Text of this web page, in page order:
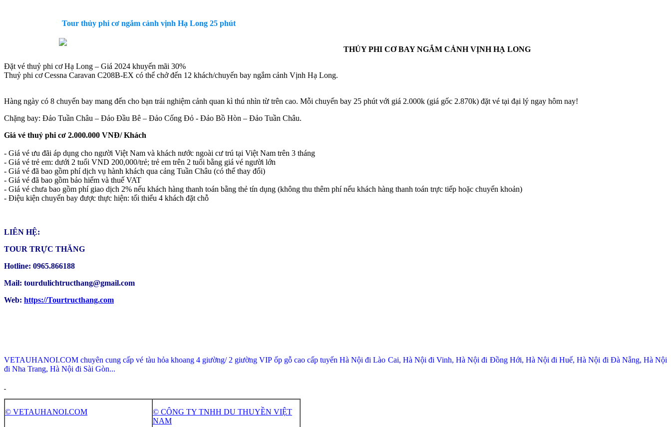
Tour thủy phi cơ ngắm cảnh vịnh Hạ Long 25 phút
THỦY PHI CƠ BAY NGẮM CẢNH VỊNH HẠ LONG
Đặt vé thuỷ phi cơ Hạ Long – Giá 2024 khuyến mãi 30%
Thuỷ phi cơ Cessna Caravan C208B-EX có thể chở đến 12 khách/chuyến bay ngắm cảnh Vịnh Hạ Long.
Hàng ngày có 8 chuyến bay mang đến cho bạn trải nghiệm cảnh quan kì thú nhìn từ trên cao. Mỗi chuyến bay 25 phút với giá 2.000k (giá gốc 2.870k) đặt vé tại đại lý ngay hôm nay!
Chặng bay: Đảo Tuần Châu – Đảo Đầu Bê – Đảo Cống Đỏ - Đảo Bồ Hòn – Đảo Tuần Châu.
Giá vé thuỷ phi cơ 2.000.000 VNĐ/ Khách
- Giá vé ưu đãi áp dụng cho người Việt Nam và khách nước ngoài cư trú tại Việt Nam trên 3 tháng
- Giá vé trẻ em: dưới 2 tuổi VND 200,000/trẻ; trẻ em trên 2 tuổi bằng giá vé người lớn
- Giá vé đã bao gồm phí dịch vụ hành khách qua cảng Tuần Châu (có thể thay đổi)
- Giá vé đã bao gồm bảo hiểm và thuế VAT
- Giá vé chưa bao gồm phí giao dịch 2% nếu khách hàng thanh toán bằng thẻ tín dụng (không thu thêm phí nếu khách hàng thanh toán trực tiếp hoặc chuyển khoản)
- Điệu kiện chuyến bay được thực hiện: tối thiểu 4 khách đặt chỗ
LIÊN HỆ:
TOUR TRỰC THĂNG
Hotline: 0965.866188
Mail: tourdulichtructhang@gmail.com
Web: https://Tourtructhang.com
VETAUHANOI.COM chuyên cung cấp vé tàu hỏa khoang 4 giường/ 2 giường VIP ốp gỗ cao cấp tuyến Hà Nội đi Lào Cai, Hà Nội đi Vinh, Hà Nội đi Đồng Hới, Hà Nội đi Huế, Hà Nội đi Đà Nẵng, Hà Nội
đi Nha Trang, Hà Nội đi Sài Gòn...
© VETAUHANOI.COM
© CÔNG TY TNHH DU THUYỀN VIỆT
NAM